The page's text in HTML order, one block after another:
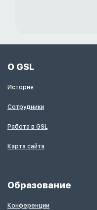
О GSL
История
Сотрудники
Работа в GSL
Карта сайта
Образование
Конференции